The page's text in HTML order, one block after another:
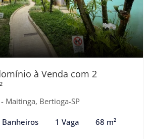
à Venda com 2
Maitinga, Bertioga-SP
Banheiros 1 Vaga 68 m²